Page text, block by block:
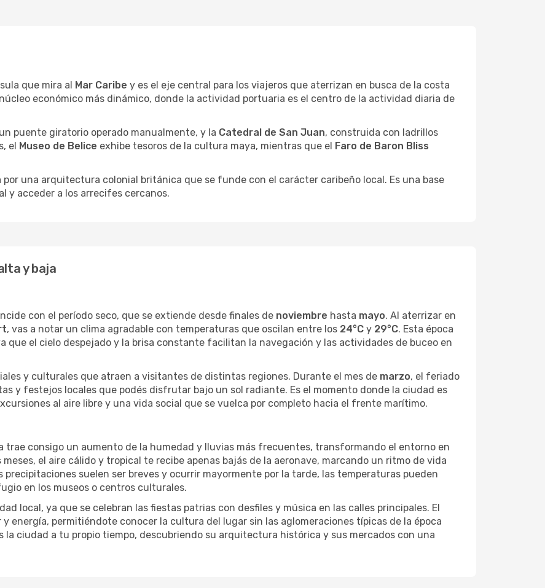
que mira al Mar Caribe y es el eje central para los viajeros que aterrizan en busca de la costa
económico más dinámico, donde la actividad portuaria es el centro de la actividad diaria de
puente giratorio operado manualmente, y la Catedral de San Juan, construida con ladrillos
el Museo de Belice exhibe tesoros de la cultura maya, mientras que el Faro de Baron Bliss
una arquitectura colonial británica que se funde con el carácter caribeño local. Es una base
y acceder a los arrecifes cercanos.
y baja
con el período seco, que se extiende desde finales de noviembre hasta mayo. Al aterrizar en
, vas a notar un clima agradable con temperaturas que oscilan entre los 24°C y 29°C. Esta época
que el cielo despejado y la brisa constante facilitan la navegación y las actividades de buceo en
y culturales que atraen a visitantes de distintas regiones. Durante el mes de marzo, el feriado
y festejos locales que podés disfrutar bajo un sol radiante. Es el momento donde la ciudad es
al aire libre y una vida social que se vuelca por completo hacia el frente marítimo.
trae consigo un aumento de la humedad y lluvias más frecuentes, transformando el entorno en
el aire cálido y tropical te recibe apenas bajás de la aeronave, marcando un ritmo de vida
precipitaciones suelen ser breves y ocurrir mayormente por la tarde, las temperaturas pueden
en los museos o centros culturales.
local, ya que se celebran las fiestas patrias con desfiles y música en las calles principales. El
y energía, permitiéndote conocer la cultura del lugar sin las aglomeraciones típicas de la época
la ciudad a tu propio tiempo, descubriendo su arquitectura histórica y sus mercados con una